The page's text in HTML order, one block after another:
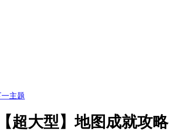
【超大型】地图成就攻略